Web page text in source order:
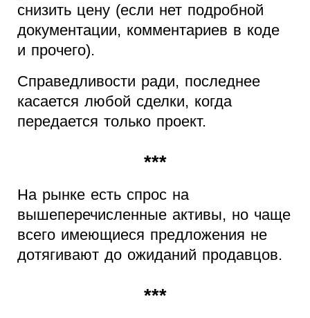
снизить цену (если нет подробной
документации, комментариев в коде
и прочего).
Справедливости ради, последнее
касается любой сделки, когда
передается только проект.
***
На рынке есть спрос на
вышеперечисленные активы, но чаще
всего имеющиеся предложения не
дотягивают до ожиданий продавцов.
***